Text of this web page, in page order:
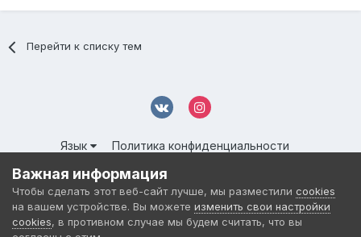
Перейти к списку тем
Язык
Политика конфиденциальности
© 2016-2026 DMS NETWORK | All Rights Reserved.
Powered by Invision Community
Важная информация
Чтобы сделать этот веб-сайт лучше, мы разместили cookies
на вашем устройстве. Вы можете изменить свои настройки
cookies, в противном случае мы будем считать, что вы